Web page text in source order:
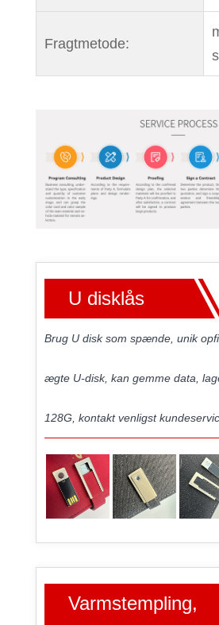
Fragtmetode:
U disklås
Brug U disk som spænde, unik
ægte U-disk, kan gemme data,
128G, kontakt venligst
Varmstempling,